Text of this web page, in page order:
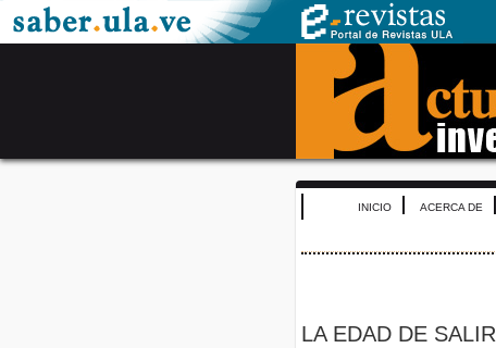
INICIO ACERCA DE
LA EDAD DE SALIR